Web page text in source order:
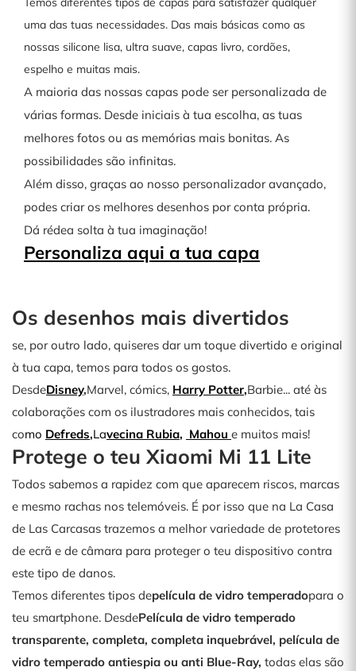
uma das tuas necessidades. Das mais básicas como as
nossas silicone lisa, ultra suave, capas livro, cordões,
espelho e muitas mais.
A maioria das nossas capas pode ser personalizada de
várias formas. Desde iniciais à tua escolha, as tuas
melhores fotos ou as memórias mais bonitas. As
possibilidades são infinitas.
Além disso, graças ao nosso personalizador avançado,
podes criar os melhores desenhos por conta própria.
Dá rédea solta à tua imaginação!
Personaliza aqui a tua capa
Os desenhos mais divertidos
se, por outro lado, quiseres dar um toque divertido e original
à tua capa, temos para todos os gostos.
DesdeDisney,Marvel, cómics, Harry Potter,Barbie... até às
colaborações com os ilustradores mais conhecidos, tais
como Defreds,Lavecina Rubia, Mahou e muitos mais!
Protege o teu Xiaomi Mi 11 Lite
Todos sabemos a rapidez com que aparecem riscos, marcas
e mesmo rachas nos telemóveis. É por isso que na La Casa
de Las Carcasas trazemos a melhor variedade de protetores
de ecrã e de câmara para proteger o teu dispositivo contra
este tipo de danos.
Temos diferentes tipos depelícula de vidro temperadopara o
teu smartphone. DesdePelícula de vidro temperado
transparente, completa, completa inquebrável, película de
vidro temperado antiespia ou anti Blue-Ray, todas elas são